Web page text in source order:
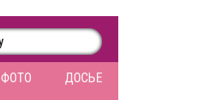
ФОТО ДОСЬЕ